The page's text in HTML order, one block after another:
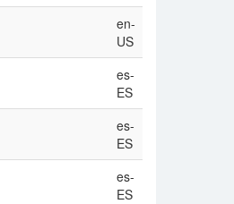
en-
US
es-
ES
es-
ES
es-
ES